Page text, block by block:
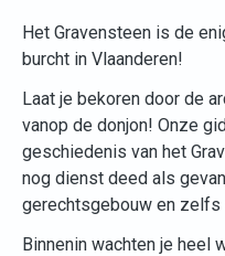
Het Gravensteen is de
burcht in Vlaanderen!
Laat je bekoren door de
vanop de donjon! Onze
geschiedenis van het
nog dienst deed als
gerechtsgebouw en
Binnenin wachten je heel